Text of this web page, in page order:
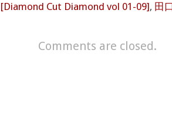
Cut Diamond vol 01-09], 田
Comments are closed.